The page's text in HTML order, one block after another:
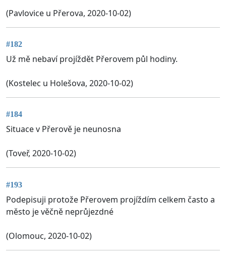
(Pavlovice u Přerova, 2020-10-02)
#182
Už mě nebaví projíždět Přerovem půl hodiny.
(Kostelec u Holešova, 2020-10-02)
#184
Situace v Přerově je neunosna
(Toveř, 2020-10-02)
#193
Podepisuji protože Přerovem projíždím celkem často a
město je věčně neprůjezdné
(Olomouc, 2020-10-02)